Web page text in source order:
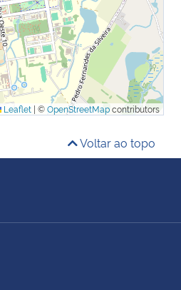
Leaflet | ©OpenStreetMapcontributors
Voltar ao topo